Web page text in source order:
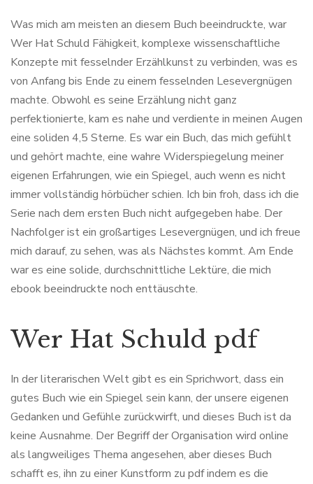
Was mich am meisten an diesem Buch beeindruckte, war
Wer Hat Schuld Fähigkeit, komplexe wissenschaftliche
Konzepte mit fesselnder Erzählkunst zu verbinden, was es
von Anfang bis Ende zu einem fesselnden Lesevergnügen
machte. Obwohl es seine Erzählung nicht ganz
perfektionierte, kam es nahe und verdiente in meinen Augen
eine soliden 4,5 Sterne. Es war ein Buch, das mich gefühlt
und gehört machte, eine wahre Widerspiegelung meiner
eigenen Erfahrungen, wie ein Spiegel, auch wenn es nicht
immer vollständig hörbücher schien. Ich bin froh, dass ich die
Serie nach dem ersten Buch nicht aufgegeben habe. Der
Nachfolger ist ein großartiges Lesevergnügen, und ich freue
mich darauf, zu sehen, was als Nächstes kommt. Am Ende
war es eine solide, durchschnittliche Lektüre, die mich
ebook beeindruckte noch enttäuschte.
Wer Hat Schuld pdf
In der literarischen Welt gibt es ein Sprichwort, dass ein
gutes Buch wie ein Spiegel sein kann, der unsere eigenen
Gedanken und Gefühle zurückwirft, und dieses Buch ist da
keine Ausnahme. Der Begriff der Organisation wird online
als langweiliges Thema angesehen, aber dieses Buch
schafft es, ihn zu einer Kunstform zu pdf indem es die